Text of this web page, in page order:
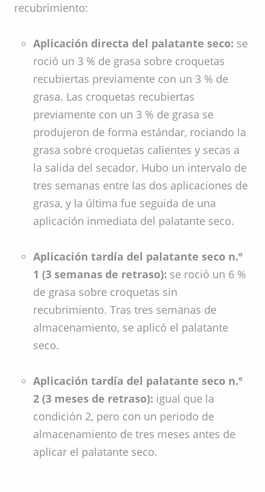
recubrimiento:
Aplicación directa del palatante seco: se
roció un 3 % de grasa sobre croquetas
recubiertas previamente con un 3 % de
grasa. Las croquetas recubiertas
previamente con un 3 % de grasa se
produjeron de forma estándar, rociando la
grasa sobre croquetas calientes y secas a
la salida del secador. Hubo un intervalo de
tres semanas entre las dos aplicaciones de
grasa, y la última fue seguida de una
aplicación inmediata del palatante seco.
Aplicación tardía del palatante seco n.º
1 (3 semanas de retraso): se roció un 6 %
de grasa sobre croquetas sin
recubrimiento. Tras tres semanas de
almacenamiento, se aplicó el palatante
seco.
Aplicación tardía del palatante seco n.º
2 (3 meses de retraso): igual que la
condición 2, pero con un periodo de
almacenamiento de tres meses antes de
aplicar el palatante seco.